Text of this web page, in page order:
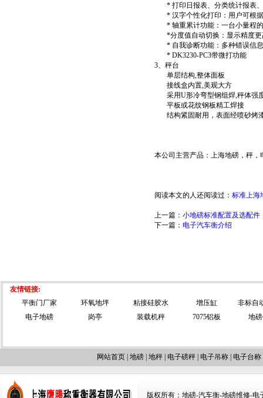
* 打印日报表、分类统计报表、
* 汉字个性化打印：用户可根据
* 轴重累计功能：一台小量程的
*分度值自动切换：显示精度更
* 自我诊断功能：多种错误信息
* DK3230-PC3带微打功能
3、秤台
单层结构,整体面板
接线盒内置,美观大方
采用U形冷弯型钢组焊,秤体强
平板或花纹钢板精工焊接
结构紧固耐用，表面经喷砂烤
本公司主营产品： 上海地磅， 秤，
阅读本文的人还阅读过： 标准上海
上一篇： 小地磅标准配置及选配件
下一篇： 电子汽车衡介绍
友情链接:
平衡门厂家
环氧地坪 粘接硅胶水 增压缸
非标自
电子地磅
岗亭 装载机秤 7075铝板 地
网站首页 地磅 地秤 电子磅秤 电子吊称 电子台称
版权所有：地磅-汽车衡-地磅维修-电